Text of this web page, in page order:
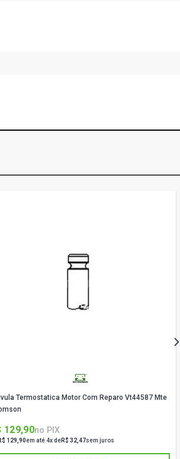
Termostatica Motor Com Reparo Vt44587 Mte
129,90no PIX
129,90em até 4x deR$ 32,47sem juros